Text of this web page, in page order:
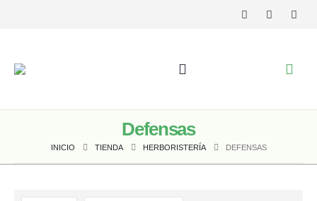
Defensas
INICIO TIENDA HERBORISTERÍA DEFENSAS